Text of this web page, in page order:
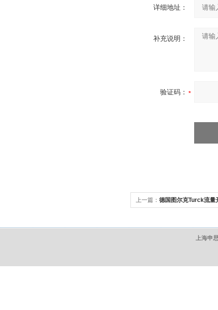
详细地址：
补充说明：
验证码：
上一篇： 德国图尔克Turck流量
上海申